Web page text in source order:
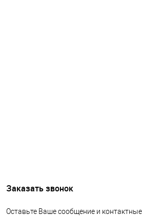
Заказать звонок
Оставьте Ваше сообщение и